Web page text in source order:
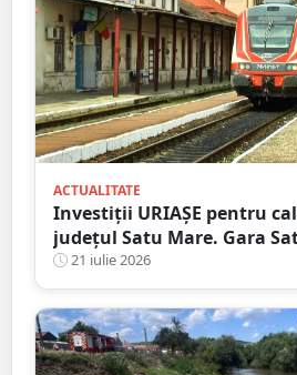
ACTUALITATE
Investiții URIAȘE pentru
județul Satu Mare. Gara
beneficia de sisteme
semnalizare
21 iulie 2026